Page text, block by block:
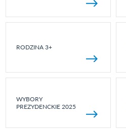
RODZINA 3+
WYBORY
PREZYDENCKIE 2025